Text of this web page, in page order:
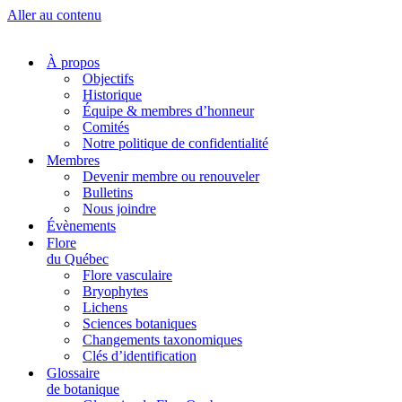
Aller au contenu
À propos
Objectifs
Historique
Équipe & membres d’honneur
Comités
Notre politique de confidentialité
Membres
Devenir membre ou renouveler
Bulletins
Nous joindre
Évènements
Flore
du Québec
Flore vasculaire
Bryophytes
Lichens
Sciences botaniques
Changements taxonomiques
Clés d’identification
Glossaire
de botanique